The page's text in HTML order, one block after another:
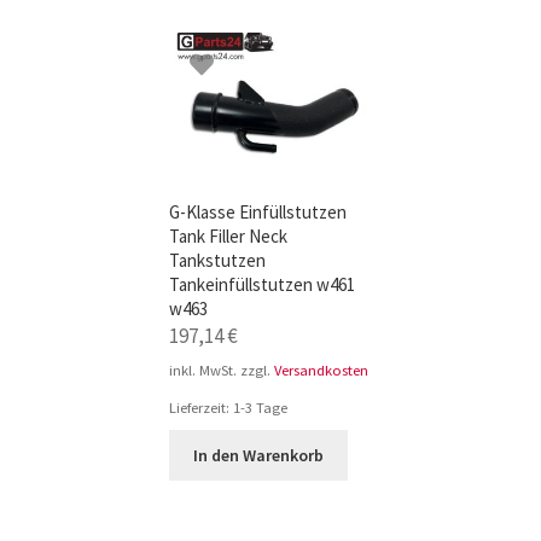
TOP-Seller: G-Klasse Trittbretter schwarz für
Impressum
G-Klasse Einfüllstutzen
Tank Filler Neck
Tankstutzen
Tankeinfüllstutzen w461
w463
197,14€
inkl. MwSt. zzgl.Versandkosten
Lieferzeit: 1-3 Tage
In den Warenkorb